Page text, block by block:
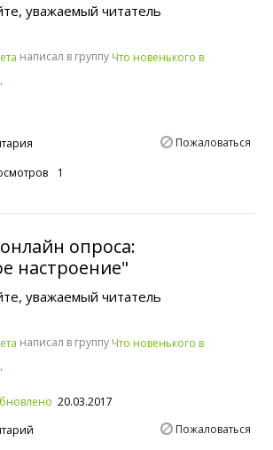
уважаемый читатель
написал в группу Что новенького в
Пожаловаться
1
опроса:
настроение"
уважаемый читатель
написал в группу Что новенького в
20.03.2017
Пожаловаться